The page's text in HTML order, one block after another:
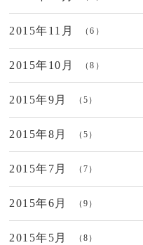
2015年11月 （6）
2015年10月 （8）
2015年9月 （5）
2015年8月 （5）
2015年7月 （7）
2015年6月 （9）
2015年5月 （8）